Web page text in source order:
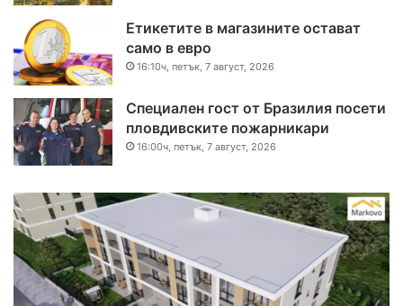
Етикетите в магазините остават
само в евро
16:10ч, петък, 7 август, 2026
Специален гост от Бразилия посети
пловдивските пожарникари
16:00ч, петък, 7 август, 2026